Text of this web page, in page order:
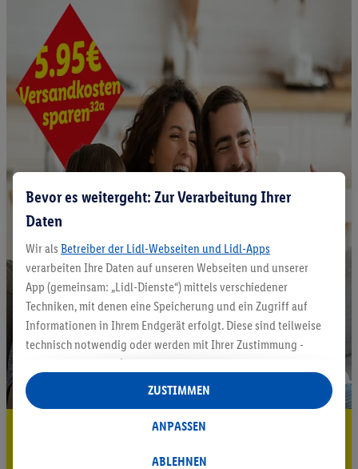
5.95 € Versand sparen³²ᵃ
Jetzt zum Newsletter anmelden
Bevor es weitergeht: Zur Verarbeitung Ihrer
Daten
Wir als Betreiber der Lidl-Webseiten und Lidl-Apps
verarbeiten Ihre Daten auf unseren Webseiten und unserer
App (gemeinsam: „Lidl-Dienste“) mittels verschiedener
Techniken, mit denen eine Speicherung und ein Zugriff auf
Informationen in Ihrem Endgerät erfolgt. Diese sind teilweise
technisch notwendig oder werden mit Ihrer Zustimmung -
auch durch Partner (u.a.
Verantwortliche; im Zusammenhang mit dem IAB TCF
insgesamt
Statistik-Erstellung oder für personalisierte Werbung
Datenverarbeitungen für personalisierte Werbung werden
ABLEHNEN
ANPASSEN
ZUSTIMMEN